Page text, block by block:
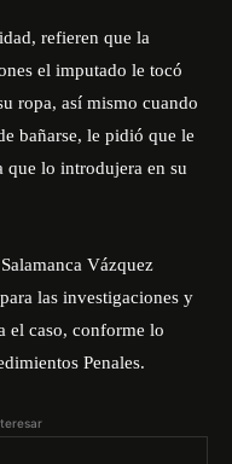
refieren que la
el imputado le tocó
ropa, así mismo cuando
bañarse, le pidió que le
que lo introdujera en su
Vázquez
las investigaciones y
el caso, conforme lo
Penales.